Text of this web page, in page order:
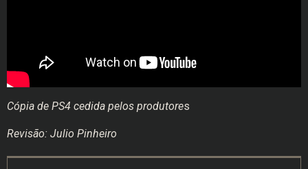
Cópia de PS4 cedida pelos produtores
Revisão: Julio Pinheiro